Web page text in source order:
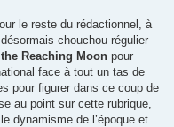
le reste du rédactionnel, à
chouchou régulier
Reaching Moon pour
face à tout un tas de
pour figurer dans ce coup de
au point sur cette rubrique,
dynamisme de l’époque et